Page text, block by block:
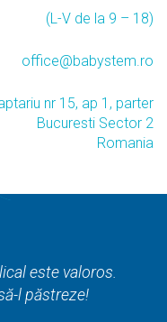
(L-V de la 9 – 18)
office@babystem.ro
nr 15, ap 1, parter
Bucuresti Sector 2
Romania
este valoros.
l păstreze!